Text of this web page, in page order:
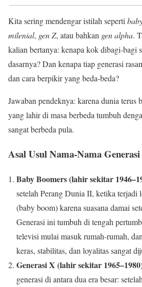
Kita sering mendengar istilah seperti
milenial, gen Z, atau bahkan gen alpha.
kalian bertanya: kenapa kok dibagi-bagi
dasarnya? Dan kenapa tiap generasi
dan cara berpikir yang beda-beda?
Jawaban pendeknya: karena dunia terus
yang lahir di masa berbeda tumbuh
sangat berbeda pula.
Asal Usul Nama-Nama Generasi
Baby Boomers (lahir sekitar
setelah Perang Dunia II, ketika terjadi
(baby boom) karena suasana damai
Generasi ini tumbuh di tengah
televisi mulai masuk rumah-rumah,
keras, stabilitas, dan loyalitas sangat
Generasi X (lahir sekitar
generasi di antara dua era besar: